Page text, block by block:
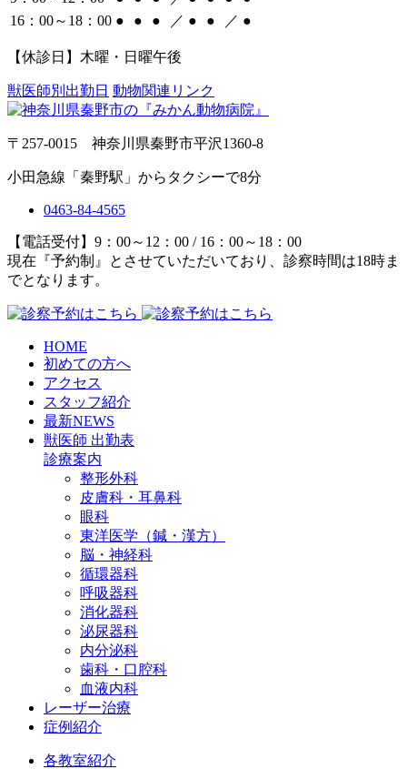
16：00～18：00 ● ● ● ／ ● ● ／ ●
【休診日】木曜・日曜午後
獣医師別出勤日 動物関連リンク
〒257-0015 神奈川県秦野市平沢1360-8
小田急線「秦野駅」からタクシーで8分
0463-84-4565
【電話受付】9：00～12：00 / 16：00～18：00
現在『予約制』とさせていただいており、診察時間は18時ま
でとなります。
HOME
初めての方へ
アクセス
スタッフ紹介
最新NEWS
獣医師 出勤表
診療案内
整形外科
皮膚科・耳鼻科
眼科
東洋医学（鍼・漢方）
脳・神経科
循環器科
呼吸器科
消化器科
泌尿器科
内分泌科
歯科・口腔科
血液内科
レーザー治療
症例紹介
各教室紹介